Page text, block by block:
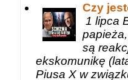
Czy
1 lipca
są
ekskomunikę
Piusa X w